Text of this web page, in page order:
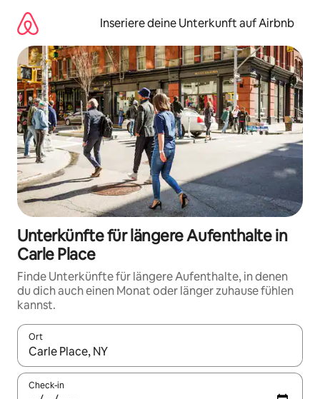
Inhalten
springen
Inseriere deine Unterkunft auf Airbnb
Unterkünfte für längere Aufenthalte in
Carle Place
Finde Unterkünfte für längere Aufenthalte, in denen
du dich auch einen Monat oder länger zuhause fühlen
kannst.
Ort
Wenn Ergebnisse verfügbar sind, navigiere mit den
Check-in